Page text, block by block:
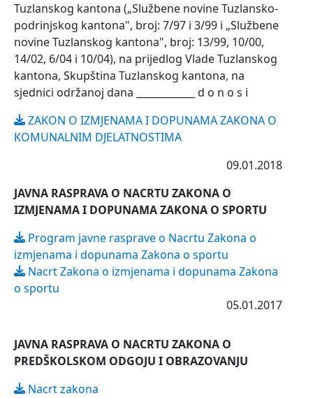
Tuzlanskog kantona („Službene novine Tuzlansko-
podrinjskog kantona", broj: 7/97 i 3/99 i „Službene
novine Tuzlanskog kantona", broj: 13/99, 10/00,
14/02, 6/04 i 10/04), na prijedlog Vlade Tuzlanskog
kantona, Skupština Tuzlanskog kantona, na
sjednici održanoj dana ____________ d o n o s i
ZAKON O IZMJENAMA I DOPUNAMA ZAKONA O
KOMUNALNIM DJELATNOSTIMA
09.01.2018
JAVNA RASPRAVA O NACRTU ZAKONA O
IZMJENAMA I DOPUNAMA ZAKONA O SPORTU
Program javne rasprave o Nacrtu Zakona o
izmjenama i dopunama Zakona o sportu
Nacrt Zakona o izmjenama i dopunama Zakona
o sportu
05.01.2017
JAVNA RASPRAVA O NACRTU ZAKONA O
PREDŠKOLSKOM ODGOJU I OBRAZOVANJU
Nacrt zakona